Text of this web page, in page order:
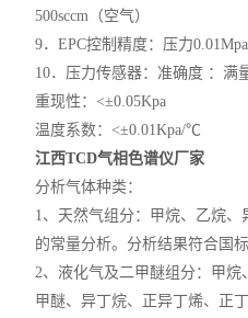
500sccm（空气）
9．EPC控制精度：压力
10．压力传感器：准确度 ：满
重现性：<±0.05Kpa
温度系数：<±0.01Kpa/℃
江西TCD气相色谱仪厂家
分析气体种类：
1、天然气组分：甲烷、乙烷
的常量分析。分析结果符合国标
2、液化气及二甲醚组分：甲
甲醚、异丁烷、正异丁烯、正